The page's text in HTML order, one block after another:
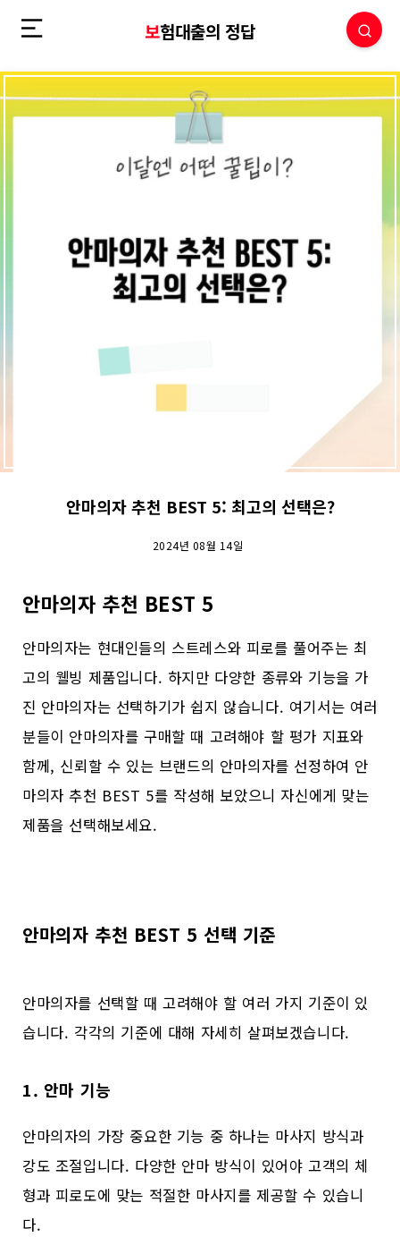
보험대출의 정답
안마의자 추천 BEST 5: 최고의 선택은?
2024년 08월 14일
안마의자 추천 BEST 5
안마의자는 현대인들의 스트레스와 피로를 풀어주는 최
고의 웰빙 제품입니다. 하지만 다양한 종류와 기능을 가
진 안마의자는 선택하기가 쉽지 않습니다. 여기서는 여러
분들이 안마의자를 구매할 때 고려해야 할 평가 지표와
함께, 신뢰할 수 있는 브랜드의 안마의자를 선정하여 안
마의자 추천 BEST 5를 작성해 보았으니 자신에게 맞는
제품을 선택해보세요.
안마의자 추천 BEST 5 선택 기준
안마의자를 선택할 때 고려해야 할 여러 가지 기준이 있
습니다. 각각의 기준에 대해 자세히 살펴보겠습니다.
1. 안마 기능
안마의자의 가장 중요한 기능 중 하나는 마사지 방식과
강도 조절입니다. 다양한 안마 방식이 있어야 고객의 체
형과 피로도에 맞는 적절한 마사지를 제공할 수 있습니
다.